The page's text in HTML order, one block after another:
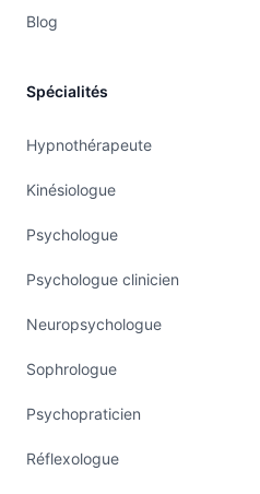
Blog
Spécialités
Hypnothérapeute
Kinésiologue
Psychologue
Psychologue clinicien
Neuropsychologue
Sophrologue
Psychopraticien
Réflexologue